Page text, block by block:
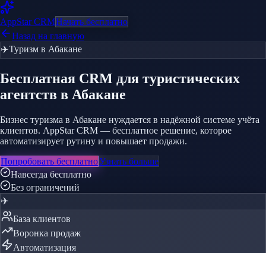
AppStarCRMНачать бесплатно
Назад на главную
✈️Туризм в Абакане
Бесплатная CRM для туристических
агентств в Абакане
Бизнес туризма в Абакане нуждается в надёжной системе учёта
клиентов. AppStar CRM — бесплатное решение, которое
автоматизирует рутину и повышает продажи.
Попробовать бесплатноУзнать больше
Навсегда бесплатно
Без ограничений
✈️
База клиентов
Воронка продаж
Автоматизация